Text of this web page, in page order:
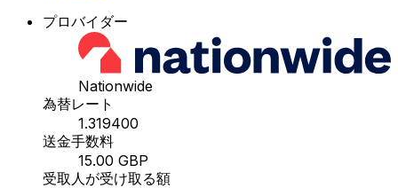
プロバイダー
Nationwide
為替レート
1.319400
送金手数料
15.00 GBP
受取人が受け取る額